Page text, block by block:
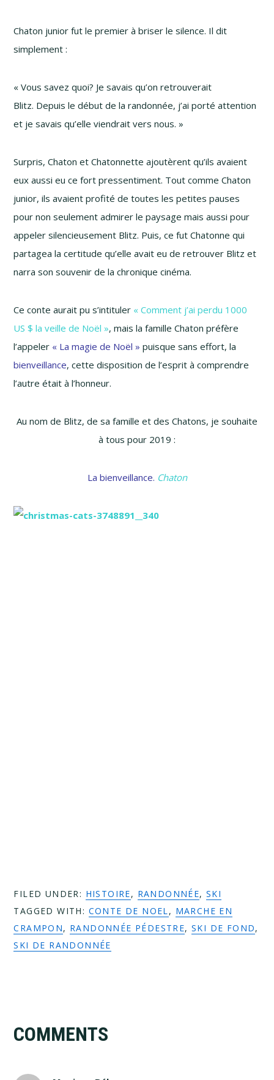
Chaton junior fut le premier à briser le silence. Il dit
simplement :
« Vous savez quoi? Je savais qu’on retrouverait
Blitz. Depuis le début de la randonnée, j’ai porté attention
et je savais qu’elle viendrait vers nous. »
Surpris, Chaton et Chatonnette ajoutèrent qu’ils avaient
eux aussi eu ce fort pressentiment. Tout comme Chaton
junior, ils avaient profité de toutes les petites pauses
pour non seulement admirer le paysage mais aussi pour
appeler silencieusement Blitz. Puis, ce fut Chatonne qui
partagea la certitude qu’elle avait eu de retrouver Blitz et
narra son souvenir de la chronique cinéma.
Ce conte aurait pu s’intituler « Comment j’ai perdu 1000
US $ la veille de Noël », mais la famille Chaton préfère
l’appeler « La magie de Noël » puisque sans effort, la
bienveillance, cette disposition de l’esprit à comprendre
l’autre était à l’honneur.
Au nom de Blitz, de sa famille et des Chatons, je souhaite
à tous pour 2019 :
La bienveillance. Chaton
FILED UNDER: HISTOIRE, RANDONNÉE,SKI
TAGGED WITH: CONTE DE NOEL, MARCHE EN
CRAMPON, RANDONNÉE PÉDESTRE,SKI DE FOND,
SKI DE RANDONNÉE
Interactions
COMMENTS